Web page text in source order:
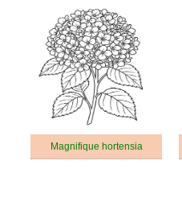
Magnifique hortensia